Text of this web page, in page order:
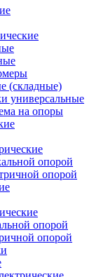
(складные)
универсальные
на опоры
опорой
опорой
опорой
опорой